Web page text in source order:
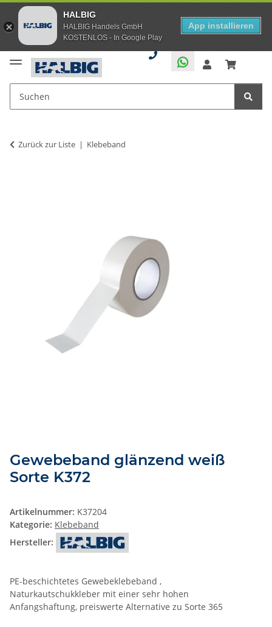
HALBIG
HALBIG Handels GmbH
KOSTENLOS - In Google Play
App installieren
Zurück zur Liste Klebeband
Gewebeband glänzend weiß
Sorte K372
Artikelnummer: K37204
Kategorie: Klebeband
Hersteller:
PE-beschichtetes Gewebeklebeband ,
Naturkautschukkleber mit einer sehr hohen
Anfangshaftung, preiswerte Alternative zu Sorte 365